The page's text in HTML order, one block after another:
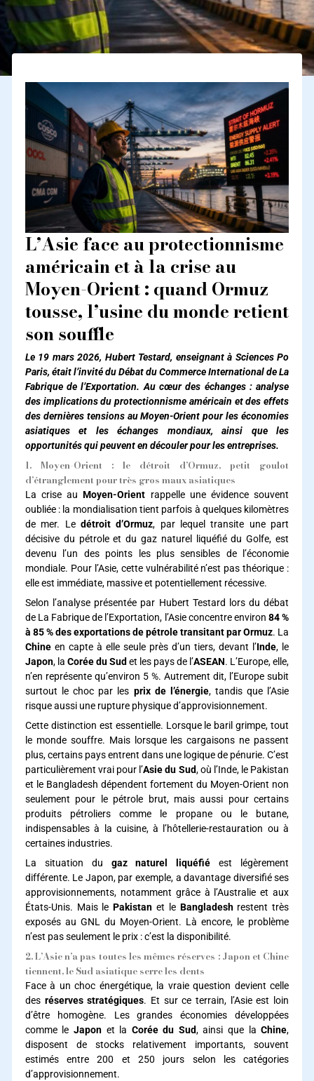
L’Asie face au protectionnisme
américain et à la crise au
Moyen-Orient : quand Ormuz
tousse, l’usine du monde retient
son souffle
Le 19 mars 2026, Hubert Testard, enseignant à Sciences Po
Paris, était l’invité du Débat du Commerce International de La
Fabrique de l’Exportation. Au cœur des échanges : analyse
des implications du protectionnisme américain et des effets
des dernières tensions au Moyen-Orient pour les économies
asiatiques et les échanges mondiaux, ainsi que les
opportunités qui peuvent en découler pour les entreprises.
1. Moyen-Orient : le détroit d’Ormuz, petit goulot
d’étranglement pour très gros maux asiatiques
La crise auMoyen-Orient rappelle une évidence souvent
oubliée : la mondialisation tient parfois à quelques kilomètres
de mer. Le détroit d’Ormuz, par lequel transite une part
décisive du pétrole et du gaz naturel liquéfié du Golfe, est
devenu l’un des points les plus sensibles de l’économie
mondiale. Pour l’Asie, cette vulnérabilité n’est pas théorique :
elle est immédiate, massive et potentiellement récessive.
Selon l’analyse présentée par Hubert Testard lors du débat
de La Fabrique de l’Exportation, l’Asie concentre environ 84 %
à 85 % des exportations de pétrole transitant par Ormuz. La
Chineen capte à elle seule près d’un tiers, devant l’Inde, le
Japon, la Corée du Sud et les pays de l’ASEAN. L’Europe, elle,
n’en représente qu’environ 5 %. Autrement dit, l’Europe subit
surtout le choc par les prix de l’énergie, tandis que l’Asie
risque aussi une rupture physique d’approvisionnement.
Cette distinction est essentielle. Lorsque le baril grimpe, tout
le monde souffre. Mais lorsque les cargaisons ne passent
plus, certains pays entrent dans une logique de pénurie. C’est
particulièrement vrai pour l’Asie du Sud, où l’Inde, le Pakistan
et le Bangladesh dépendent fortement du Moyen-Orient non
seulement pour le pétrole brut, mais aussi pour certains
produits pétroliers comme le propane ou le butane,
indispensables à la cuisine, à l’hôtellerie-restauration ou à
certaines industries.
La situation du gaz naturel liquéfié est légèrement
différente. Le Japon, par exemple, a davantage diversifié ses
approvisionnements, notamment grâce à l’Australie et aux
États-Unis. Mais lePakistan et le Bangladeshrestent très
exposés au GNL du Moyen-Orient. Là encore, le problème
n’est pas seulement le prix : c’est la disponibilité.
2. L’Asie n’a pas toutes les mêmes réserves : Japon et Chine
tiennent, le Sud asiatique serre les dents
Face à un choc énergétique, la vraie question devient celle
des réserves stratégiques. Et sur ce terrain, l’Asie est loin
d’être homogène. Les grandes économies développées
comme leJapon et la Corée du Sud, ainsi que laChine,
disposent de stocks relativement importants, souvent
estimés entre 200 et 250 jours selon les catégories
d’approvisionnement.